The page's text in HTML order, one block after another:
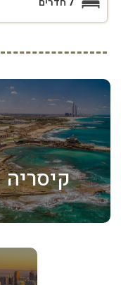
7 חדרים
קיסריה